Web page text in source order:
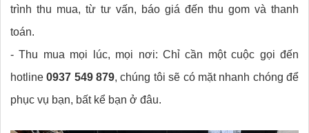
trình thu mua, từ tư vấn, báo giá đến thu gom và thanh
toán.
- Thu mua mọi lúc, mọi nơi: Chỉ cần một cuộc gọi đến
hotline0937 549 879, chúng tôi sẽ có mặt nhanh chóng để
phục vụ bạn, bất kể bạn ở đâu.